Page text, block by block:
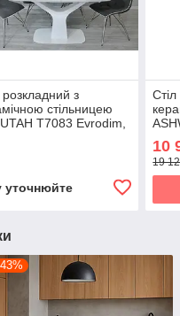
розкладний з
стільницею
Т7083 Evrodim,
уточнюйте
10
19